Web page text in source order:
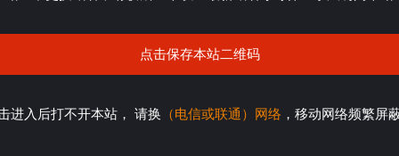
点击保存本站二维码
进入后打不开本站， 请换 （电信或联通）网络 ，移动网络频繁屏